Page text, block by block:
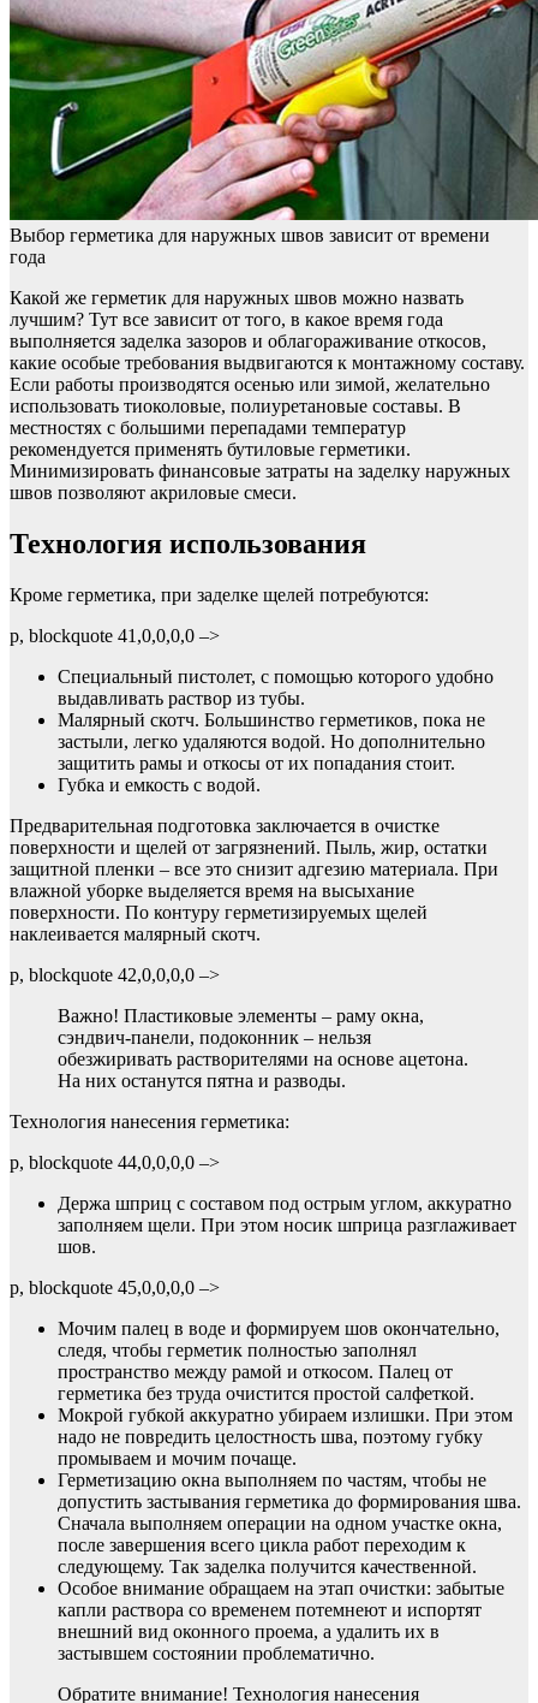
Выбор герметика для наружных швов зависит от времени
года
Какой же герметик для наружных швов можно назвать
лучшим? Тут все зависит от того, в какое время года
выполняется заделка зазоров и облагораживание откосов,
какие особые требования выдвигаются к монтажному составу.
Если работы производятся осенью или зимой, желательно
использовать тиоколовые, полиуретановые составы. В
местностях с большими перепадами температур
рекомендуется применять бутиловые герметики.
Минимизировать финансовые затраты на заделку наружных
швов позволяют акриловые смеси.
Технология использования
Кроме герметика, при заделке щелей потребуются:
p, blockquote 41,0,0,0,0 –>
Специальный пистолет, с помощью которого удобно
выдавливать раствор из тубы.
Малярный скотч. Большинство герметиков, пока не
застыли, легко удаляются водой. Но дополнительно
защитить рамы и откосы от их попадания стоит.
Губка и емкость с водой.
Предварительная подготовка заключается в очистке
поверхности и щелей от загрязнений. Пыль, жир, остатки
защитной пленки – все это снизит адгезию материала. При
влажной уборке выделяется время на высыхание
поверхности. По контуру герметизируемых щелей
наклеивается малярный скотч.
p, blockquote 42,0,0,0,0 –>
Важно! Пластиковые элементы – раму окна,
сэндвич-панели, подоконник – нельзя
обезжиривать растворителями на основе ацетона.
На них останутся пятна и разводы.
Технология нанесения герметика:
p, blockquote 44,0,0,0,0 –>
Держа шприц с составом под острым углом, аккуратно
заполняем щели. При этом носик шприца разглаживает
шов.
p, blockquote 45,0,0,0,0 –>
Мочим палец в воде и формируем шов окончательно,
следя, чтобы герметик полностью заполнял
пространство между рамой и откосом. Палец от
герметика без труда очистится простой салфеткой.
Мокрой губкой аккуратно убираем излишки. При этом
надо не повредить целостность шва, поэтому губку
промываем и мочим почаще.
Герметизацию окна выполняем по частям, чтобы не
допустить застывания герметика до формирования шва.
Сначала выполняем операции на одном участке окна,
после завершения всего цикла работ переходим к
следующему. Так заделка получится качественной.
Особое внимание обращаем на этап очистки: забытые
капли раствора со временем потемнеют и испортят
внешний вид оконного проема, а удалить их в
застывшем состоянии проблематично.
Обратите внимание! Технология нанесения